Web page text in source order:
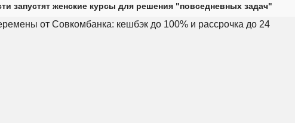
запустят женские курсы для решения "повседневных задач"